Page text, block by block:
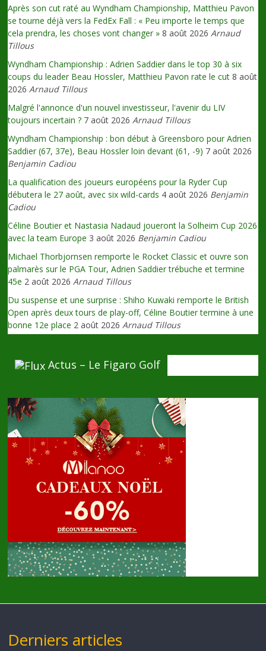
Après son cut raté au Wyndham Championship, Matthieu Pavon
se tourne déjà vers la FedEx Fall : « Peu importe le temps que
cela prendra, les choses vont changer » 8 août 2026 Arnaud
Tillous
Wyndham Championship : Adrien Saddier dans le top 30 à six
coups du leader Beau Hossler, Matthieu Pavon rate le cut 8 août
2026 Arnaud Tillous
Malgré l'annonce d'un nouvel investisseur, l'avenir du LIV
toujours incertain ? 7 août 2026 Arnaud Tillous
Wyndham Championship : bon début à Greensboro pour Adrien
Saddier (67, 37e), Beau Hossler loin devant (61, -9) 7 août 2026
Benjamin Cadiou
La qualification des joueurs européens pour la Ryder Cup
débutera le 27 août, avec six wild-cards 4 août 2026 Benjamin
Cadiou
Céline Boutier et Nastasia Nadaud joueront la Solheim Cup 2026
avec la team Europe 3 août 2026 Benjamin Cadiou
Michael Thorbjornsen remporte le Rocket Classic et ouvre son
palmarès sur le PGA Tour, Adrien Saddier trébuche et termine
45e 2 août 2026 Arnaud Tillous
Du suspense et une surprise : Shiho Kuwaki remporte le British
Open après deux tours de play-off, Céline Boutier termine à une
bonne 12e place 2 août 2026 Arnaud Tillous
Actus – Le Figaro Golf
Derniers articles